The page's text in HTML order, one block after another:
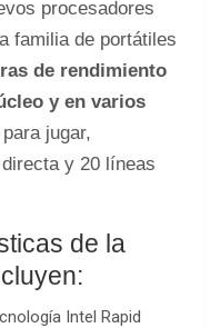
procesadores
familia de portátiles
de rendimiento
y en varios
jugar,
y 20 líneas
de la
Intel Rapid